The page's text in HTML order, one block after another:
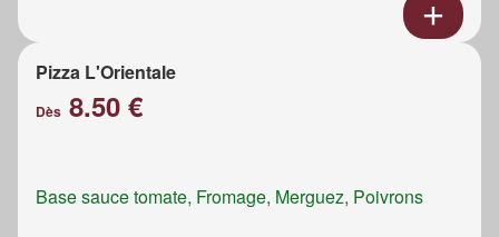
Pizza L'Orientale
Dès 8.50 €
Base sauce tomate, Fromage, Merguez, Poivrons